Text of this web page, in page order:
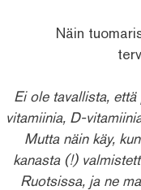
Näin
Ei ole tavallista,
vitamiinia, D-
Mutta näin käy,
kanasta (!)
Ruotsissa, ja ne